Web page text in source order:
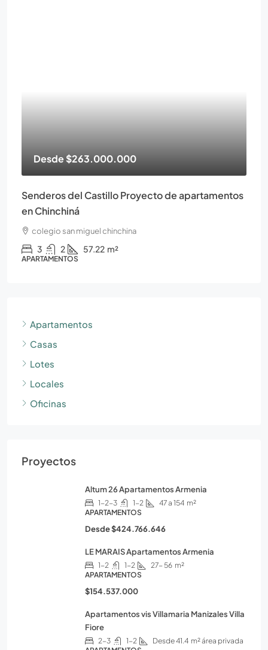
Desde$263.000.000
Senderos del Castillo Proyecto de apartamentos
en Chinchiná
colegio san miguel chinchina
3 2 57.22 m²
APARTAMENTOS
Apartamentos
Casas
Lotes
Locales
Oficinas
Proyectos
Altum 26 Apartamentos Armenia
1-2-3 1-2 47 a 154 m²
APARTAMENTOS
Desde$424.766.646
LE MARAIS Apartamentos Armenia
1-2 1-2 27- 56 m²
APARTAMENTOS
$154.537.000
Apartamentos vis Villamaria Manizales Villa
Fiore
2-3 1-2 Desde 41.4 m² área privada